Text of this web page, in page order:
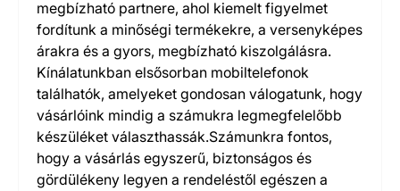
megbízható partnere, ahol kiemelt figyelmet
fordítunk a minőségi termékekre, a versenyképes
árakra és a gyors, megbízható kiszolgálásra.
Kínálatunkban elsősorban mobiltelefonok
találhatók, amelyeket gondosan válogatunk, hogy
vásárlóink mindig a számukra legmegfelelőbb
készüléket választhassák.Számunkra fontos,
hogy a vásárlás egyszerű, biztonságos és
gördülékeny legyen a rendeléstől egészen a